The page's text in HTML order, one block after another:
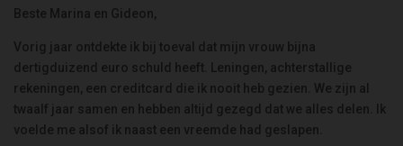
Beste Marina en Gideon,
Vorig jaar ontdekte ik bij toeval dat mijn vrouw bijna
dertigduizend euro schuld heeft. Leningen, achterstallige
rekeningen, een creditcard die ik nooit heb gezien. We zijn al
twaalf jaar samen en hebben altijd gezegd dat we alles delen. Ik
voelde me alsof ik naast een vreemde had geslapen.